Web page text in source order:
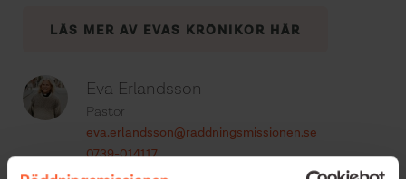
LÄS MER AV EVAS KRÖNIKOR HÄR
Eva Erlandsson
Pastor
eva.erlandsson@raddningsmissionen.se
0739-014117